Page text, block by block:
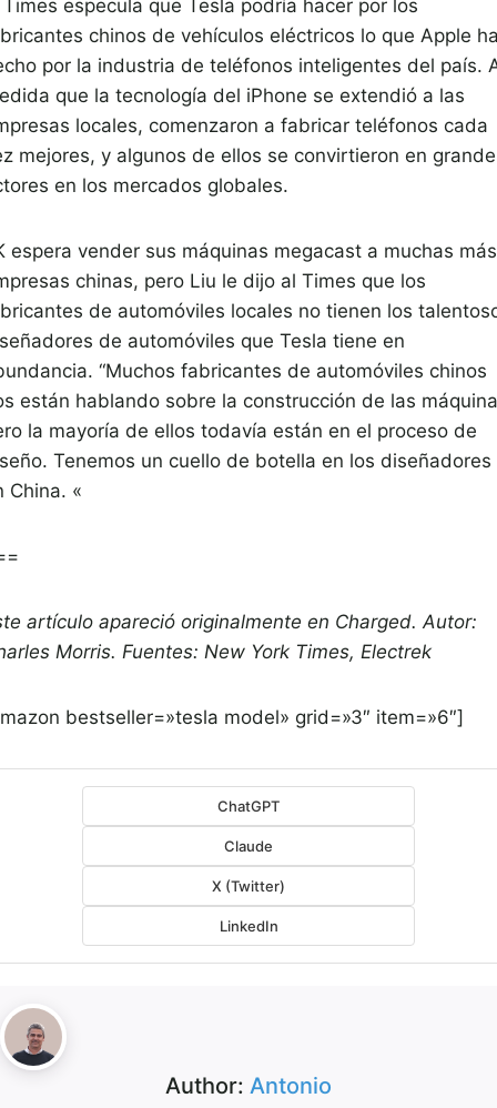
Times especula que Tesla podría hacer por los
chinos de vehículos eléctricos lo que Apple
por la industria de teléfonos inteligentes del país.
que la tecnología del iPhone se extendió a las
locales, comenzaron a fabricar teléfonos cada
mejores, y algunos de ellos se convirtieron en
en los mercados globales.
espera vender sus máquinas megacast a muchas más
chinas, pero Liu le dijo al Times que los
de automóviles locales no tienen los
de automóviles que Tesla tiene en
“Muchos fabricantes de automóviles chinos
están hablando sobre la construcción de las
la mayoría de ellos todavía están en el proceso de
Tenemos un cuello de botella en los diseñadores
China. «
artículo apareció originalmente en Charged. Autor:
Morris. Fuentes: New York Times, Electrek
bestseller=»tesla model» grid=»3″ item=»6″]
ChatGPT
Claude
X (Twitter)
LinkedIn
Author: Antonio